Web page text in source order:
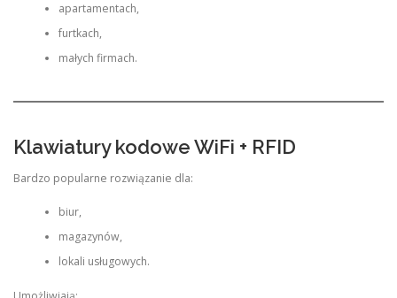
apartamentach,
furtkach,
małych firmach.
Klawiatury kodowe WiFi + RFID
Bardzo popularne rozwiązanie dla:
biur,
magazynów,
lokali usługowych.